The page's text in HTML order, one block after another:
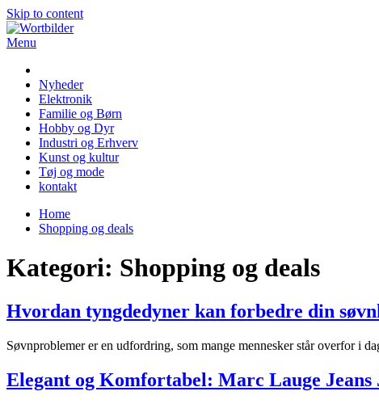
Skip to content
Menu
Nyheder
Elektronik
Familie og Børn
Hobby og Dyr
Industri og Erhverv
Kunst og kultur
Tøj og mode
kontakt
Home
Shopping og deals
Kategori: Shopping og deals
Hvordan tyngdedyner kan forbedre din
Søvnproblemer er en udfordring, som mange mennesker står overfor i
Elegant og Komfortabel: Marc Lauge